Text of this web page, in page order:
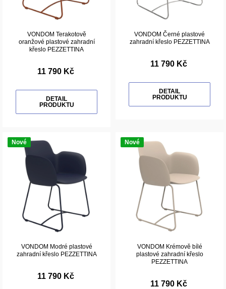
VONDOM Terakotově
oranžové plastové zahradní
křeslo PEZZETTINA
11 790 Kč
DETAIL
PRODUKTU
VONDOM Černé plastové
zahradní křeslo PEZZETTINA
11 790 Kč
DETAIL
PRODUKTU
Nové
VONDOM Modré plastové
zahradní křeslo PEZZETTINA
11 790 Kč
Nové
VONDOM Krémově bílé
plastové zahradní křeslo
PEZZETTINA
11 790 Kč